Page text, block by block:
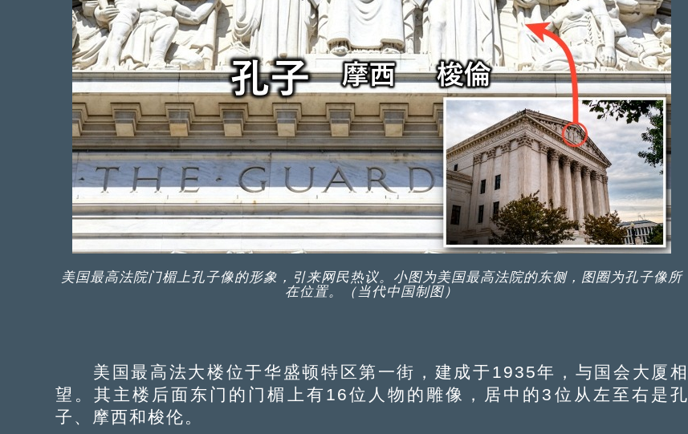
美国最高法院门楣上孔子像的形象，引来网民热议。小图为美国最高法院的东侧，图圈为孔子像所
在位置。（当代中国制图）
美国最高法大楼位于华盛顿特区第一街，建成于1935年，与国会大厦相
望。其主楼后面东门的门楣上有16位人物的雕像，居中的3位从左至右是孔
子、摩西和梭伦。